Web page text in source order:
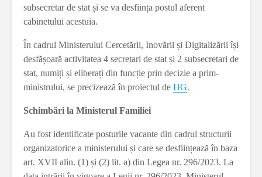
subsecretar de stat și se va desființa postul aferent
cabinetului acestuia.
În cadrul Ministerului Cercetării, Inovării și Digitalizării își
desfășoară activitatea 4 secretari de stat și 2 subsecretari de
stat, numiți și eliberați din funcție prin decizie a prim-
ministrului, se precizează în proiectul de HG.
Schimbări la Ministerul Familiei
Au fost identificate posturile vacante din cadrul structurii
organizatorice a ministerului și care se desființează în baza
art. XVII alin. (1) și (2) lit. a) din Legea nr. 296/2023. La